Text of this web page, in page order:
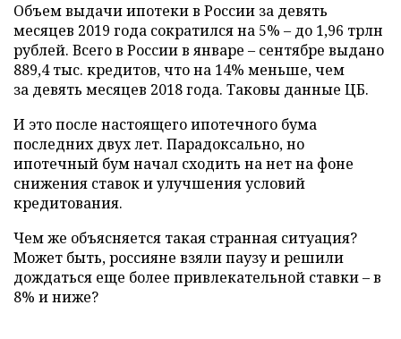
Объем выдачи ипотеки в России за девять
месяцев 2019 года сократился на 5% – до 1,96 трлн
рублей. Всего в России в январе – сентябре выдано
889,4 тыс. кредитов, что на 14% меньше, чем
за девять месяцев 2018 года. Таковы данные ЦБ.
И это после настоящего ипотечного бума
последних двух лет. Парадоксально, но
ипотечный бум начал сходить на нет на фоне
снижения ставок и улучшения условий
кредитования.
Чем же объясняется такая странная ситуация?
Может быть, россияне взяли паузу и решили
дождаться еще более привлекательной ставки – в
8% и ниже?